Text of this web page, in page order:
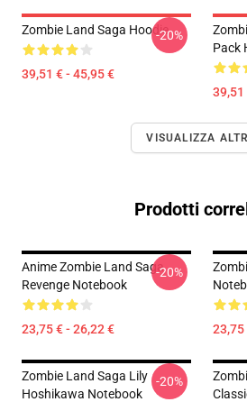
Zombie Land Saga Hoodie
39,51 € - 45,95 €
-20%
Pack
39,51
VISUALIZZA
Prodotti
Anime Zombie Land Saga
Revenge Notebook
23,75 € - 26,22 €
-20%
23,75
Zombie Land Saga Lily
Hoshikawa Notebook
-20%